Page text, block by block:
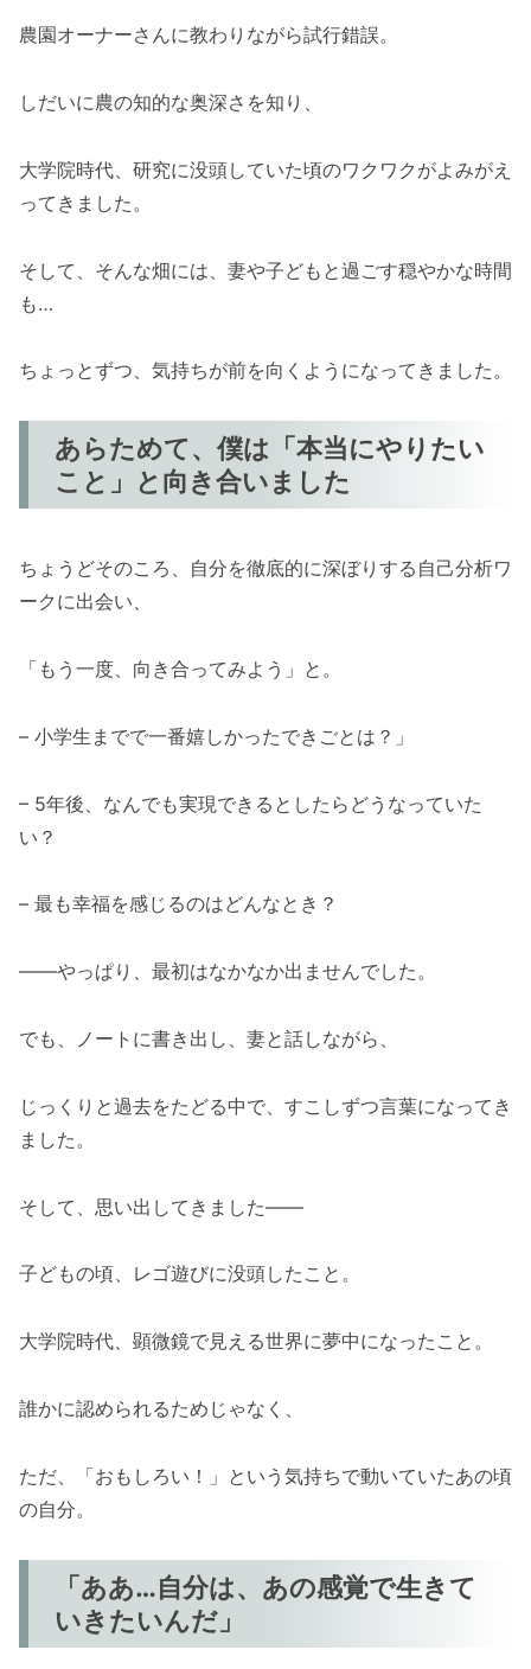
農園オーナーさんに教わりながら試行錯誤。
しだいに農の知的な奥深さを知り、
大学院時代、研究に没頭していた頃のワクワクがよみがえ
ってきました。
そして、そんな畑には、妻や子どもと過ごす穏やかな時間
も…
ちょっとずつ、気持ちが前を向くようになってきました。
あらためて、僕は「本当にやりたい
こと」と向き合いました
ちょうどそのころ、自分を徹底的に深ぼりする自己分析ワ
ークに出会い、
「もう一度、向き合ってみよう」と。
– 小学生までで一番嬉しかったできごとは？」
– 5年後、なんでも実現できるとしたらどうなっていた
い？
– 最も幸福を感じるのはどんなとき？
――やっぱり、最初はなかなか出ませんでした。
でも、ノートに書き出し、妻と話しながら、
じっくりと過去をたどる中で、すこしずつ言葉になってき
ました。
そして、思い出してきました――
子どもの頃、レゴ遊びに没頭したこと。
大学院時代、顕微鏡で見える世界に夢中になったこと。
誰かに認められるためじゃなく、
ただ、「おもしろい！」という気持ちで動いていたあの頃
の自分。
「ああ…自分は、あの感覚で生きて
いきたいんだ」